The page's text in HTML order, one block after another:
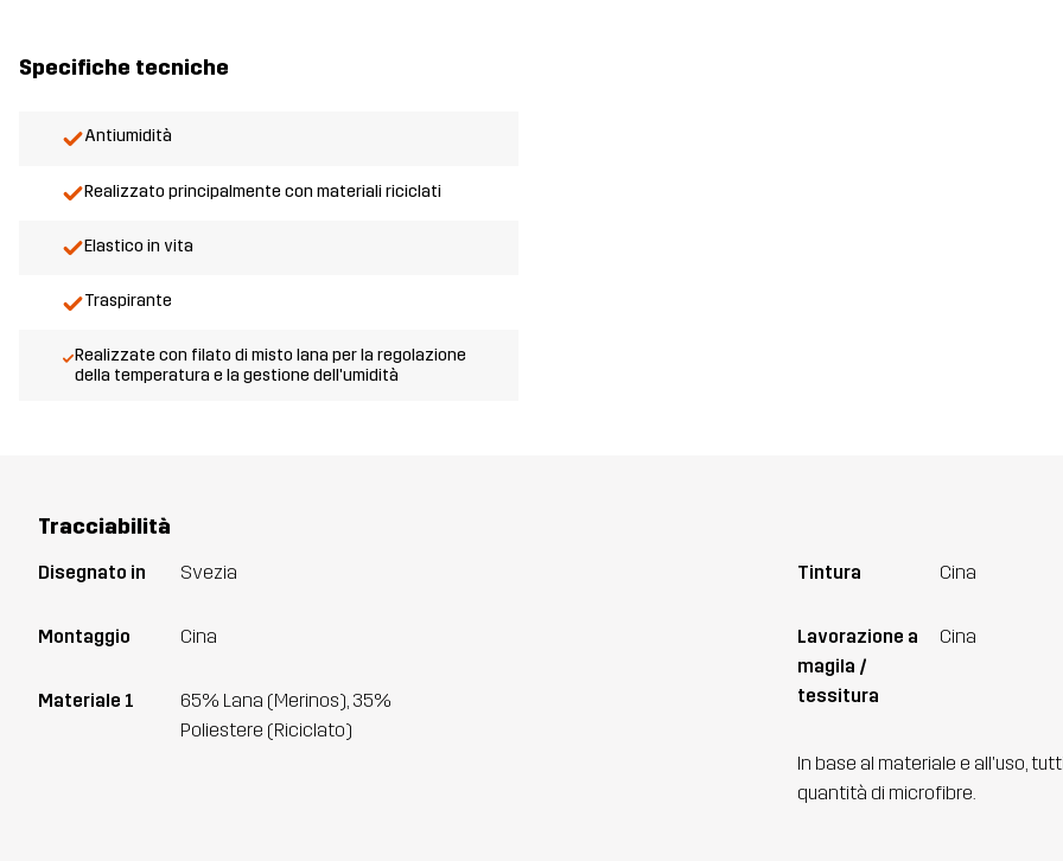
Specifiche tecniche
Antiumidità
Realizzato principalmente con materiali riciclati
Elastico in vita
Traspirante
Realizzate con filato di misto lana per la regolazione
della temperatura e la gestione dell'umidità
Tracciabilità
Disegnato in Svezia
Montaggio Cina
Materiale 1
65% Lana (Merinos), 35%
Poliestere (Riciclato)
Tintura Cina
Lavorazione a
magila /
tessitura
Cina
In base al materiale e all'uso,
quantità di microfibre.